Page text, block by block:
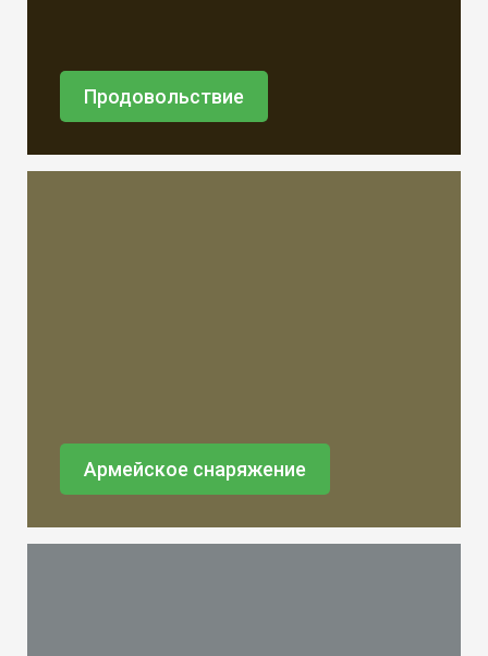
Продовольствие
Армейское снаряжение